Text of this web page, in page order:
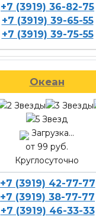
+7 (3919) 36-82-75
+7 (3919) 39-65-55
+7 (3919) 39-75-55
Океан
Загрузка...
от 99 руб.
Круглосуточно
+7 (3919) 42-77-77
+7 (3919) 38-77-77
+7 (3919) 46-33-33